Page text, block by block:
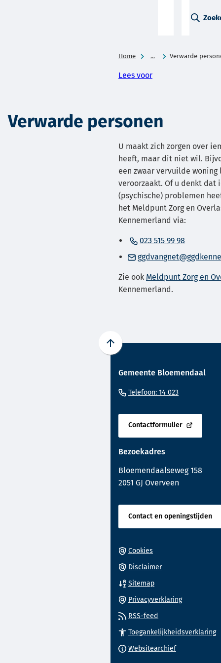
Home ... Verwarde
Lees voor
Verwarde personen
U maakt zich zorgen over
heeft, maar dit niet wil.
een zwaar vervuilde
veroorzaakt. Of u denkt dat
(psychische) problemen
het Meldpunt Zorg en
Kennemerland via:
023 515 99 98
naar
een
Zie ook Meldpunt Zorg en
Kennemerland.
Scroll
boven
het
de
paginainhoud
Gemeente Bloemendaal
Telefoon: 14 023(Verwijst
een
Contactformulier
(Verwijst
een
website)
Bezoekadres
Bloemendaalseweg 158
2051 GJ Overveen
Contact en openingstijden
Cookies
Disclaimer
Sitemap
Privacyverklaring
RSS-feed
Toegankelijkheidsverklaring
Websitearchief(Verwijst